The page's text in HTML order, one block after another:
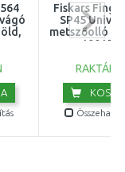
Fiskars
SP45
metszőolló
1001533